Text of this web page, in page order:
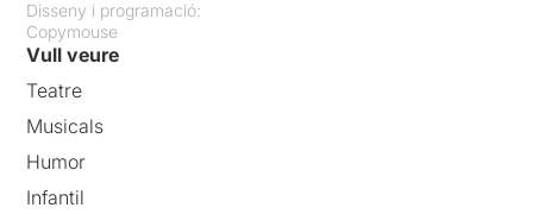
Disseny i programació:
Copymouse
Vull veure
Teatre
Musicals
Humor
Infantil